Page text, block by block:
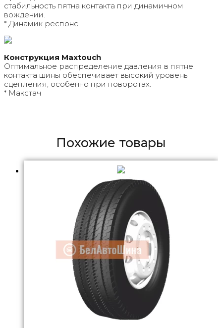
стабильность пятна контакта при динамичном
вождении.
* Динамик респонс
Конструкция Maxtouch
Оптимальное распределение давления в пятне
контакта шины обеспечивает высокий уровень
сцепления, особенно при поворотах.
* Макстач
Похожие товары